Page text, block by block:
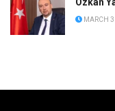
MARCH